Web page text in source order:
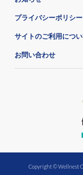
プライバシーポリシー
サイトのご利用につ
お問い合わせ
Copyright © Wellnest